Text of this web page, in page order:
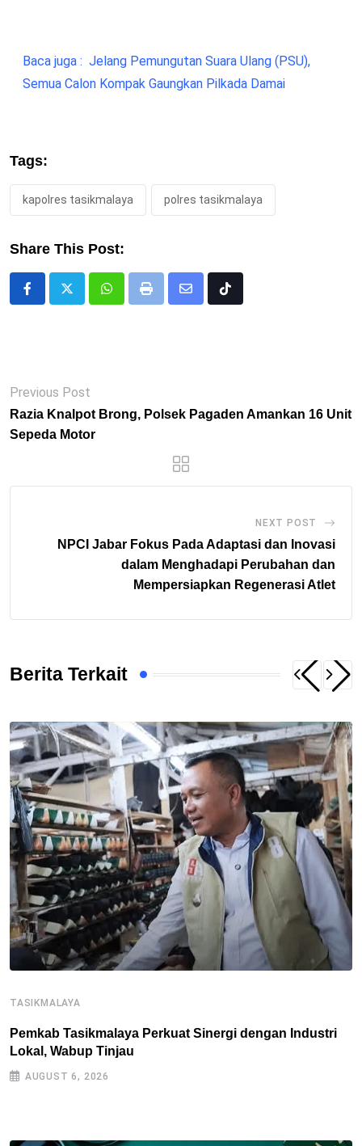
Baca juga : Jelang Pemungutan Suara Ulang (PSU),
Semua Calon Kompak Gaungkan Pilkada Damai
Tags:
kapolres tasikmalaya polres tasikmalaya
Share This Post:
WhatsappPrint
Share
Tiktok
Previous Post
Razia Knalpot Brong, Polsek Pagaden Amankan 16 Unit
Sepeda Motor
NEXT POST
NPCI Jabar Fokus Pada Adaptasi dan Inovasi
dalam Menghadapi Perubahan dan
Mempersiapkan Regenerasi Atlet
Berita Terkait
TASIKMALAYA
Pemkab Tasikmalaya Perkuat Sinergi dengan Industri
Lokal, Wabup Tinjau
AUGUST 6, 2026